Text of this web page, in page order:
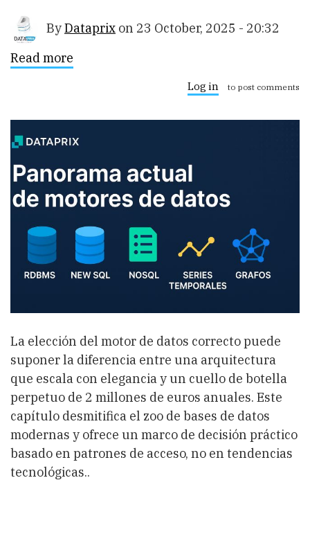
ByDataprix on 23 October, 2025 - 20:32
Read more
de
RDBMS,
NoSQL,
series
temporales,
grafos
grafos
y
su
lugar
en
Log in to post comments
La elección del motor de datos correcto puede
suponer la diferencia entre una arquitectura
que escala con elegancia y un cuello de botella
perpetuo de 2 millones de euros anuales. Este
capítulo desmitifica el zoo de bases de datos
modernas y ofrece un marco de decisión práctico
basado en patrones de acceso, no en tendencias
tecnológicas..